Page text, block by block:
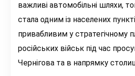
важливі автомобільні шляхи,
стала одним із населених
привабливим у стратегічному
російських військ під час
Чернігова та в напрямку